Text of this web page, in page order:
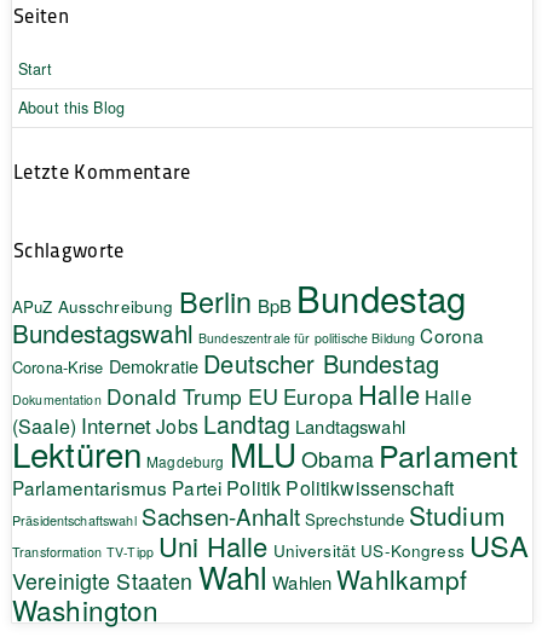
Seiten
Start
About this Blog
Letzte Kommentare
Schlagworte
APuZ Ausschreibung Berlin BpB Bundestag
Bundestagswahl Bundeszentrale für politische Bildung Corona
Corona-Krise Demokratie Deutscher Bundestag
Dokumentation Donald Trump EU Europa Halle Halle
(Saale) InternetJobs Landtag Landtagswahl
Lektüren Magdeburg MLU Obama Parlament
Parlamentarismus Partei Politik Politikwissenschaft
Präsidentschaftswahl Sachsen-Anhalt Sprechstunde Studium
Transformation TV-Tipp Uni Halle Universität US-Kongress USA
Vereinigte Staaten Wahl Wahlen Wahlkampf
Washington